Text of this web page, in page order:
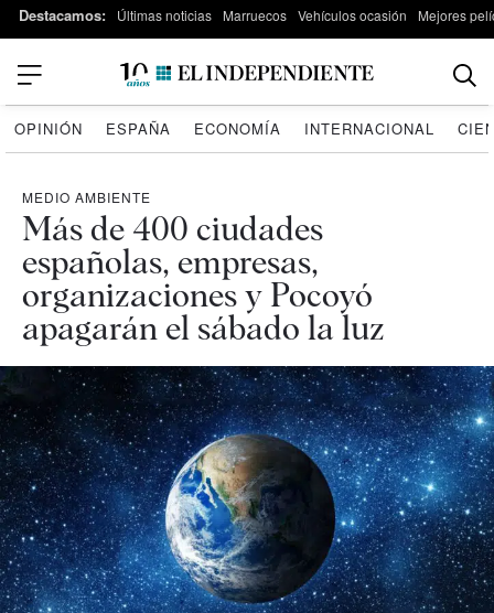
Destacamos: Últimas noticias Marruecos Vehículos ocasión Mejores
OPINIÓN ESPAÑA ECONOMÍA INTERNACIONAL
MEDIO AMBIENTE
Más de 400 ciudades
españolas, empresas,
organizaciones y Pocoyó
apagarán el sábado la luz